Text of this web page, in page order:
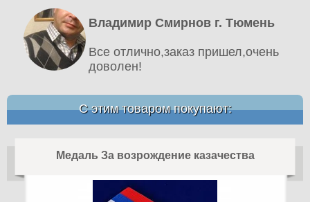
Владимир Смирнов г. Тюмень
Все отлично,заказ пришел,очень
доволен!
С этим товаром покупают:
Медаль За возрождение казачества